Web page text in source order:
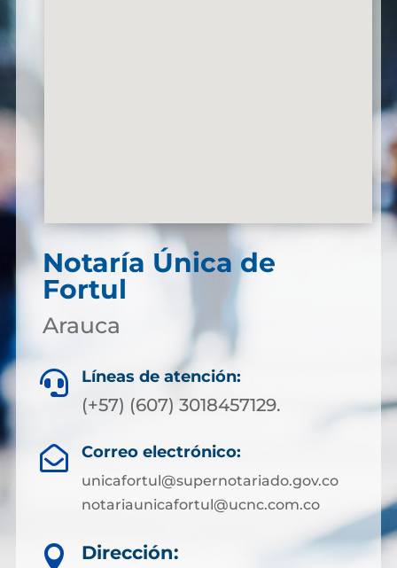
Notaría Única de
Fortul
Arauca
 Líneas de atención:
(+57) (607) 3018457129.
 Correo electrónico:
unicafortul@supernotariado.gov.co
notariaunicafortul@ucnc.com.co

Dirección: